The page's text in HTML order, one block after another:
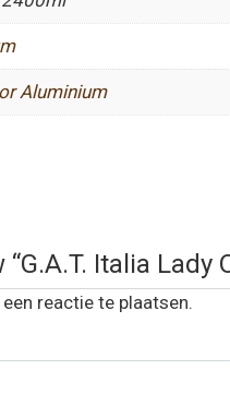
Aluminium
Italia Lady
reactie te plaatsen.